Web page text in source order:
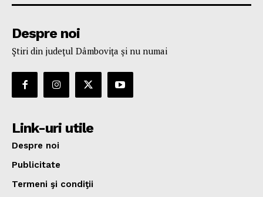
Despre noi
Ştiri din judeţul Dâmboviţa şi nu numai
Link-uri utile
Despre noi
Publicitate
Termeni şi condiţii